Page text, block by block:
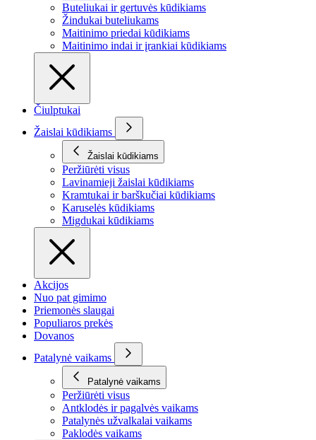
Buteliukai ir gertuvės kūdikiams
Žindukai buteliukams
Maitinimo priedai kūdikiams
Maitinimo indai ir įrankiai kūdikiams
Čiulptukai
Žaislai kūdikiams
Žaislai kūdikiams
Peržiūrėti visus
Lavinamieji žaislai kūdikiams
Kramtukai ir barškučiai kūdikiams
Karuselės kūdikiams
Migdukai kūdikiams
Akcijos
Nuo pat gimimo
Priemonės slaugai
Populiaros prekės
Dovanos
Patalynė vaikams
Patalynė vaikams
Peržiūrėti visus
Antklodės ir pagalvės vaikams
Patalynės užvalkalai vaikams
Paklodės vaikams